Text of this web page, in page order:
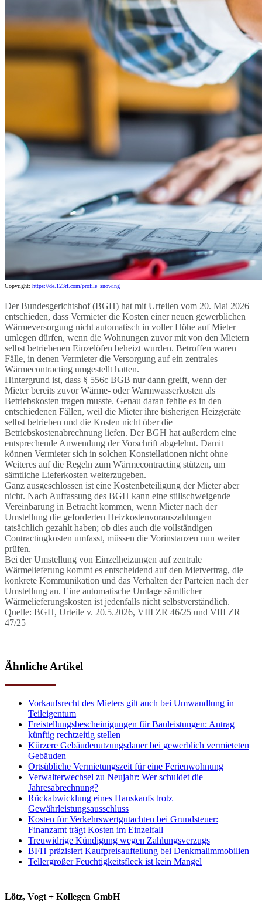
Copyright: https://de.123rf.com/profile_snowing
Der Bundesgerichtshof (BGH) hat mit Urteilen vom 20. Mai 2026
entschieden, dass Vermieter die Kosten einer neuen gewerblichen
Wärmeversorgung nicht automatisch in voller Höhe auf Mieter
umlegen dürfen, wenn die Wohnungen zuvor mit von den Mietern
selbst betriebenen Einzelöfen beheizt wurden. Betroffen waren
Fälle, in denen Vermieter die Versorgung auf ein zentrales
Wärmecontracting umgestellt hatten.
Hintergrund ist, dass § 556c BGB nur dann greift, wenn der
Mieter bereits zuvor Wärme- oder Warmwasserkosten als
Betriebskosten tragen musste. Genau daran fehlte es in den
entschiedenen Fällen, weil die Mieter ihre bisherigen Heizgeräte
selbst betrieben und die Kosten nicht über die
Betriebskostenabrechnung liefen. Der BGH hat außerdem eine
entsprechende Anwendung der Vorschrift abgelehnt. Damit
können Vermieter sich in solchen Konstellationen nicht ohne
Weiteres auf die Regeln zum Wärmecontracting stützen, um
sämtliche Lieferkosten weiterzugeben.
Ganz ausgeschlossen ist eine Kostenbeteiligung der Mieter aber
nicht. Nach Auffassung des BGH kann eine stillschweigende
Vereinbarung in Betracht kommen, wenn Mieter nach der
Umstellung die geforderten Heizkostenvorauszahlungen
tatsächlich gezahlt haben; ob dies auch die vollständigen
Contractingkosten umfasst, müssen die Vorinstanzen nun weiter
prüfen.
Bei der Umstellung von Einzelheizungen auf zentrale
Wärmelieferung kommt es entscheidend auf den Mietvertrag, die
konkrete Kommunikation und das Verhalten der Parteien nach der
Umstellung an. Eine automatische Umlage sämtlicher
Wärmelieferungskosten ist jedenfalls nicht selbstverständlich.
Quelle: BGH, Urteile v. 20.5.2026, VIII ZR 46/25 und VIII ZR
47/25
Ähnliche Artikel
Vorkaufsrecht des Mieters gilt auch bei Umwandlung in
Teileigentum
Freistellungsbescheinigungen für Bauleistungen: Antrag
künftig rechtzeitig stellen
Kürzere Gebäudenutzungsdauer bei gewerblich vermieteten
Gebäuden
Ortsübliche Vermietungszeit für eine Ferienwohnung
Verwalterwechsel zu Neujahr: Wer schuldet die
Jahresabrechnung?
Rückabwicklung eines Hauskaufs trotz
Gewährleistungsausschluss
Kosten für Verkehrswertgutachten bei Grundsteuer:
Finanzamt trägt Kosten im Einzelfall
Treuwidrige Kündigung wegen Zahlungsverzugs
BFH präzisiert Kaufpreisaufteilung bei Denkmalimmobilien
Tellergroßer Feuchtigkeitsfleck ist kein Mangel
Lötz, Vogt + Kollegen GmbH